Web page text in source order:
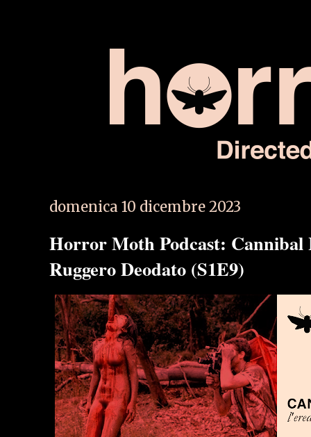
domenica 10 dicembre 2023
Horror Moth Podcast: Cannibal
Ruggero Deodato (S1E9)